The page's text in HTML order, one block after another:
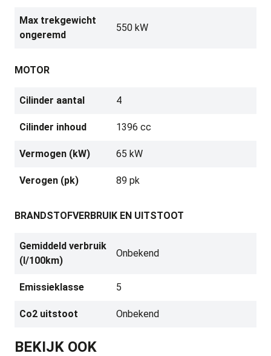
Max trekgewicht
ongeremd
550 kW
MOTOR
Cilinder aantal 4
Cilinder inhoud 1396 cc
Vermogen (kW) 65 kW
Verogen (pk) 89 pk
BRANDSTOFVERBRUIK EN UITSTOOT
Gemiddeld verbruik
(l/100km)
Onbekend
Emissieklasse 5
Co2 uitstoot Onbekend
BEKIJK OOK